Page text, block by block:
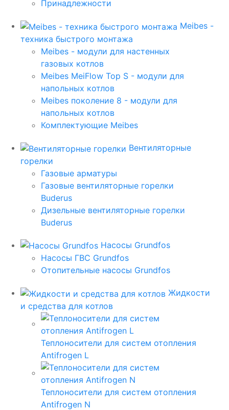
Принадлежности
Meibes -
техника быстрого монтажа
Meibes - модули для настенных
газовых котлов
Meibes MeiFlow Top S - модули для
напольных котлов
Meibes поколение 8 - модули для
напольных котлов
Комплектующие Meibes
Вентиляторные
горелки
Газовые арматуры
Газовые вентиляторные горелки
Buderus
Дизельные вентиляторные горелки
Buderus
Насосы Grundfos
Насосы ГВС Grundfos
Отопительные насосы Grundfos
Жидкости
и средства для котлов
Теплоносители для систем отопления
Antifrogen L
Теплоносители для систем отопления
Antifrogen N